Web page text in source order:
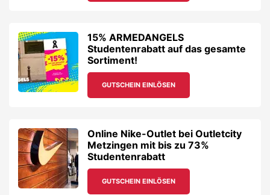
15% ARMEDANGELS
Studentenrabatt auf das gesamte
Sortiment!
GUTSCHEIN EINLÖSEN
Online Nike-Outlet bei Outletcity
Metzingen mit bis zu 73%
Studentenrabatt
GUTSCHEIN EINLÖSEN